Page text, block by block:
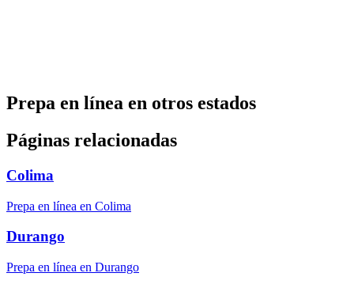
Prepa en línea en otros estados
Páginas relacionadas
Colima
Prepa en línea en Colima
Durango
Prepa en línea en Durango